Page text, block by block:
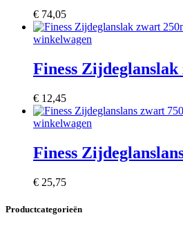
€ 74,05
winkelwagen
Finess
€ 12,45
winkelwagen
Finess
€ 25,75
Productcategorieën